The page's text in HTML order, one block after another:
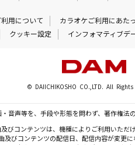
用について カラオケご利用にあた
クッキー設定 インフォマティブデ
© DAIICHIKOSHO CO.,LTD. All Rights
音声等を、手段や形態を問わず、著作権
びコンテンツは、機種によりご利用いただ
及びコンテンツの配信日、配信内容が変更に